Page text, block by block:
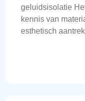
geluidsisolatie
kennis van
esthetisch